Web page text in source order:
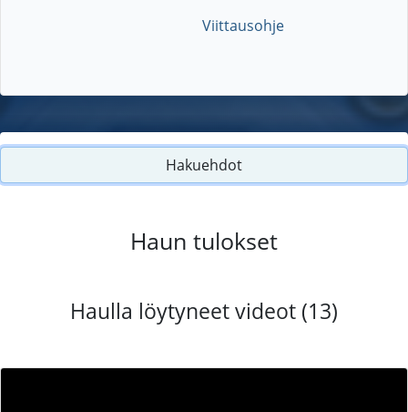
Viittausohje
Hakuehdot
Haun tulokset
Haulla löytyneet videot (13)